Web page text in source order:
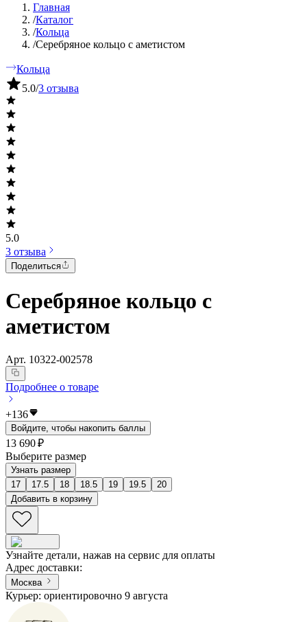
Главная
/Каталог
/Кольца
/Серебряное кольцо с аметистом
Кольца
5.0/3 отзыва
5.0
3 отзыва
Поделиться
Серебряное кольцо с
аметистом
Арт. 10322-002578
Подробнее о товаре
+136
Войдите, чтобы накопить баллы
13 690 ₽
Выберите размер
Узнать размер
17
17.5 18 18.5 19 19.5
20
Добавить в корзину
Узнайте детали, нажав на сервис для оплаты
Адрес доставки:
Москва
Курьер: ориентировочно 9 августа